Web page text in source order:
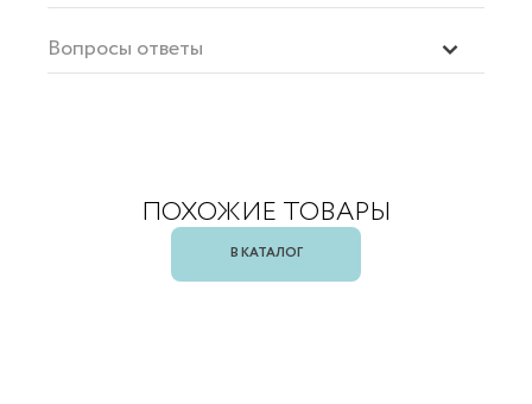
Вопросы ответы
ПОХОЖИЕ ТОВАРЫ
В КАТАЛОГ